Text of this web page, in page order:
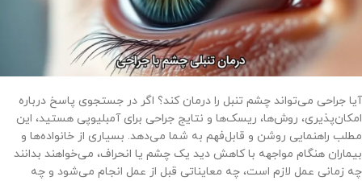
آیا جراحی می‌تواند چشم تنبل را درمان کند؟ اگر در جستجوی پاسخ درباره
امکان‌پذیری، روش‌ها، ریسک‌ها و نتایج جراحی برای آمبلیوپی هستید، این
مطلب راهنمایی روشن و قابل‌فهم به شما می‌دهد. بسیاری از خانواده‌ها و
بیماران هنگام مواجهه با کاهش دید یک چشم یا انحراف، می‌خواهند بدانند
چه زمانی عمل لازم است، چه معایناتی قبل از عمل انجام می‌شود و چه